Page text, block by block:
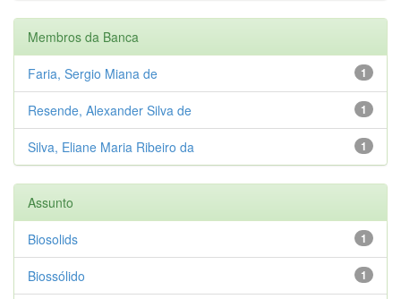
Membros da Banca
1
Faria, Sergio Miana de
1
Resende, Alexander Silva de
1
Silva, Eliane Maria Ribeiro da
Assunto
1
Biosolids
1
Biossólido